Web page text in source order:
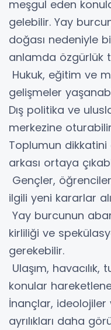
meşgul eden
gelebilir. Yay
doğası nedeniyle
anlamda özgürlük
Hukuk, eğitim ve
gelişmeler
Dış politika ve
merkezine
Toplumun dikkatini
arkası ortaya
Gençler,
ilgili yeni kararlar
Yay burcunun
kirliliği ve
gerekebilir.
Ulaşım, havacılık,
konular
İnançlar,
ayrılıkları daha